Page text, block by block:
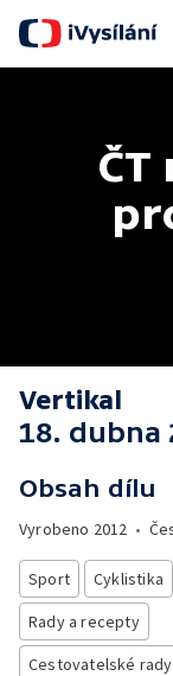
ČT
Vertikal
18. dubna
Obsah dílu
Vyrobeno 2012 •
Sport
Cyklistika
Rady a recepty
Cestovatelské rady